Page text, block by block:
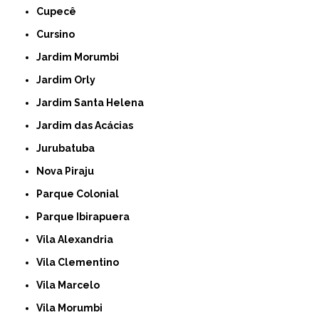
Cupecê
Cursino
Jardim Morumbi
Jardim Orly
Jardim Santa Helena
Jardim das Acácias
Jurubatuba
Nova Piraju
Parque Colonial
Parque Ibirapuera
Vila Alexandria
Vila Clementino
Vila Marcelo
Vila Morumbi